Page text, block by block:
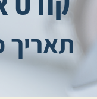
תאריך